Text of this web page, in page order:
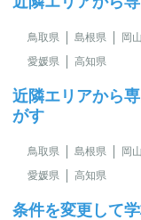
鳥取県 島根県 岡
愛媛県
高知県
近隣エリアから
がす
鳥取県 島根県 岡
愛媛県
高知県
条件を変更して